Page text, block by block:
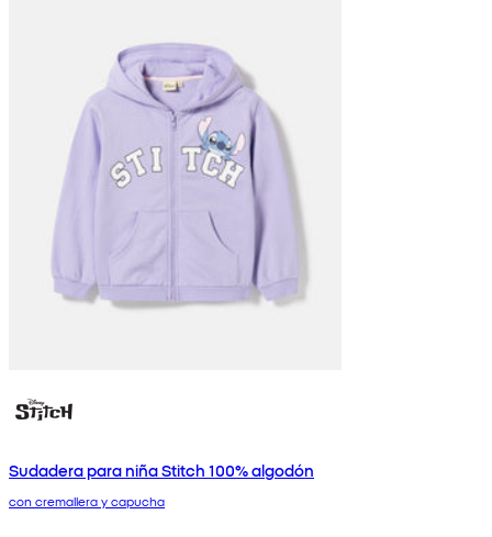
Sudadera para niña Stitch 100% algodón
con cremallera y capucha